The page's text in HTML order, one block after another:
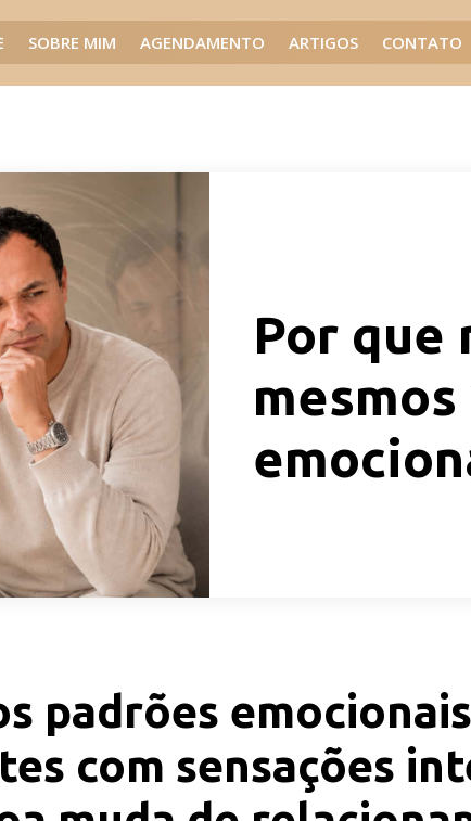
SOBRE MIM AGENDAMENTO ARTIGOS CONTATO
Por que
padrões
com sensações